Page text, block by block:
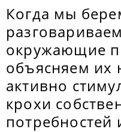
Когда мы
окружающие
объясняем их
активно
крохи
потребностей